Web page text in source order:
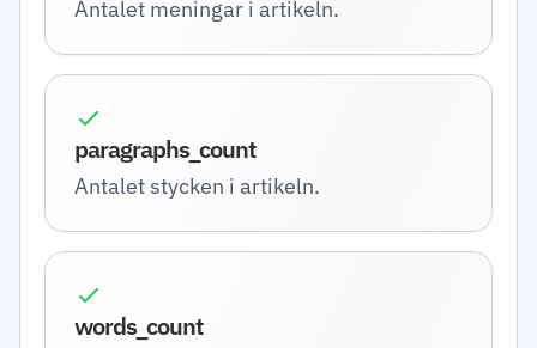
Antalet meningar i artikeln.
paragraphs_count
Antalet stycken i artikeln.
words_count